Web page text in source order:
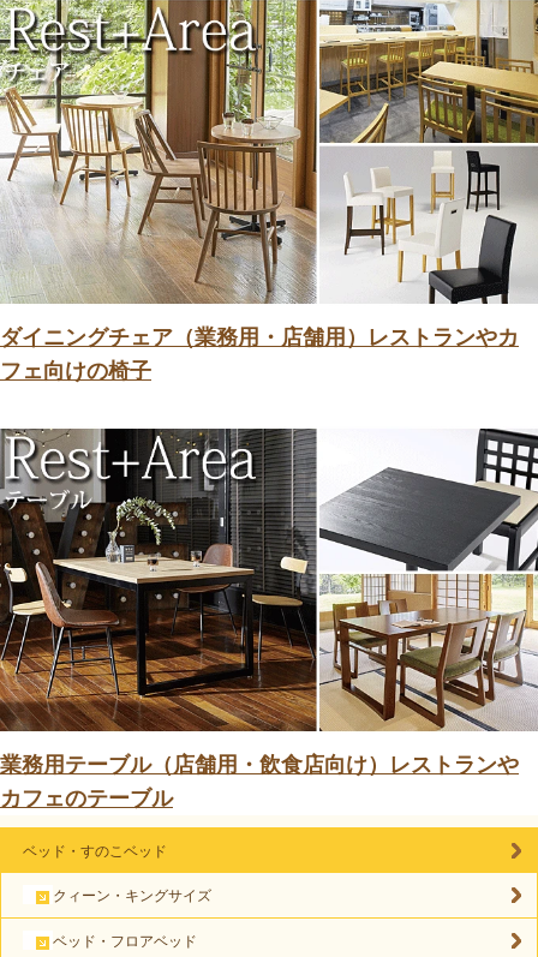
ダイニングチェア（業務用・店舗用）レストランやカ
フェ向けの椅子
業務用テーブル（店舗用・飲食店向け）レストランや
カフェのテーブル
ベッド・すのこベッド
クィーン・キングサイズ
ベッド・フロアベッド